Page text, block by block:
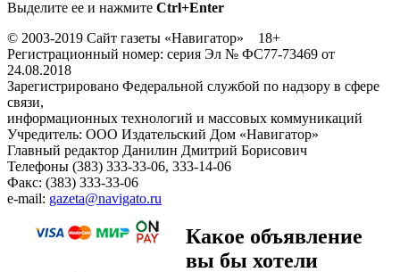
Выделите ее и нажмите Ctrl+Enter
© 2003-2019 Сайт газеты «Навигатор» 18+
Регистрационный номер: серия Эл № ФС77-73469 от
24.08.2018
Зарегистрировано Федеральной службой по надзору в сфере
связи,
информационных технологий и массовых коммуникаций
Учредитель: ООО Издательский Дом «Навигатор»
Главный редактор Данилин Дмитрий Борисович
Телефоны (383) 333-33-06, 333-14-06
Факс: (383) 333-33-06
e-mail: gazeta@navigato.ru
Какое объявление
вы бы хотели